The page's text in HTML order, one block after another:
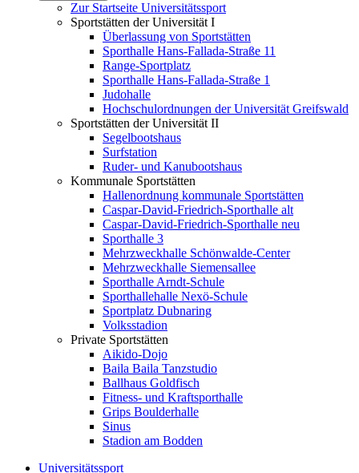
Zur Startseite Universitätssport
Sportstätten der Universität I
Überlassung von Sportstätten
Sporthalle Hans-Fallada-Straße 11
Range-Sportplatz
Sporthalle Hans-Fallada-Straße 1
Judohalle
Hochschulordnungen der Universität Greifswald
Sportstätten der Universität II
Segelbootshaus
Surfstation
Ruder- und Kanubootshaus
Kommunale Sportstätten
Hallenordnung kommunale Sportstätten
Caspar-David-Friedrich-Sporthalle alt
Caspar-David-Friedrich-Sporthalle neu
Sporthalle 3
Mehrzweckhalle Schönwalde-Center
Mehrzweckhalle Siemensallee
Sporthalle Arndt-Schule
Sporthallehalle Nexö-Schule
Sportplatz Dubnaring
Volksstadion
Private Sportstätten
Aikido-Dojo
Baila Baila Tanzstudio
Ballhaus Goldfisch
Fitness- und Kraftsporthalle
Grips Boulderhalle
Sinus
Stadion am Bodden
Universitätssport